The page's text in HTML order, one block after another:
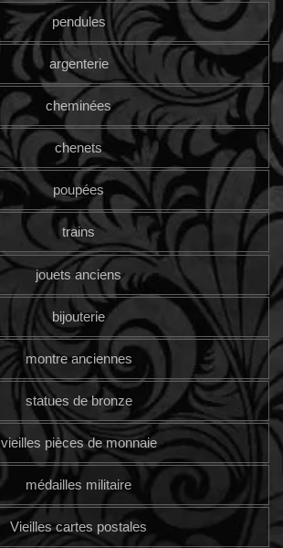
pendules
argenterie
cheminées
chenets
poupées
trains
jouets anciens
bijouterie
montre anciennes
statues de bronze
vieilles pièces de monnaie
médailles militaire
Vieilles cartes postales